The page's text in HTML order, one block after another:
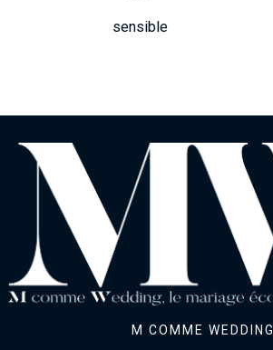
sensible
M COMME WEDDING